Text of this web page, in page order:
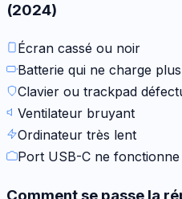
(2024)
Écran cassé ou noir
Batterie qui ne charge plus
Clavier ou trackpad
Ventilateur bruyant
Ordinateur très lent
Port USB-C ne
Comment se passe la